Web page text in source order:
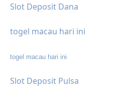
Slot Deposit Dana
togel macau hari ini
togel macau hari ini
Slot Deposit Pulsa